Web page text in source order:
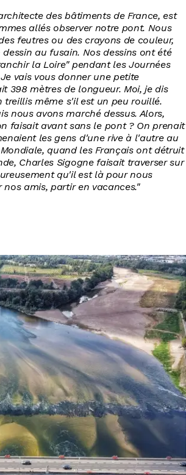
des bâtiments de France, est
allés observer notre pont. Nous
feutres ou des crayons de couleur,
au fusain. Nos dessins ont été
la Loire" pendant les Journées
vais vous donner une petite
398 mètres de longueur. Moi, je dis
même s'il est un peu rouillé.
nous avons marché dessus. Alors,
faisait avant sans le pont ? On prenait
les gens d'une rive à l'autre au
quand les Français ont détruit
Charles Sigogne faisait traverser sur
qu'il est là pour nous
amis, partir en vacances."